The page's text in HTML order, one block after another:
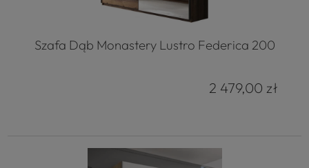
Szafa Dąb Monastery Lustro Federica 200
2 479,00 zł